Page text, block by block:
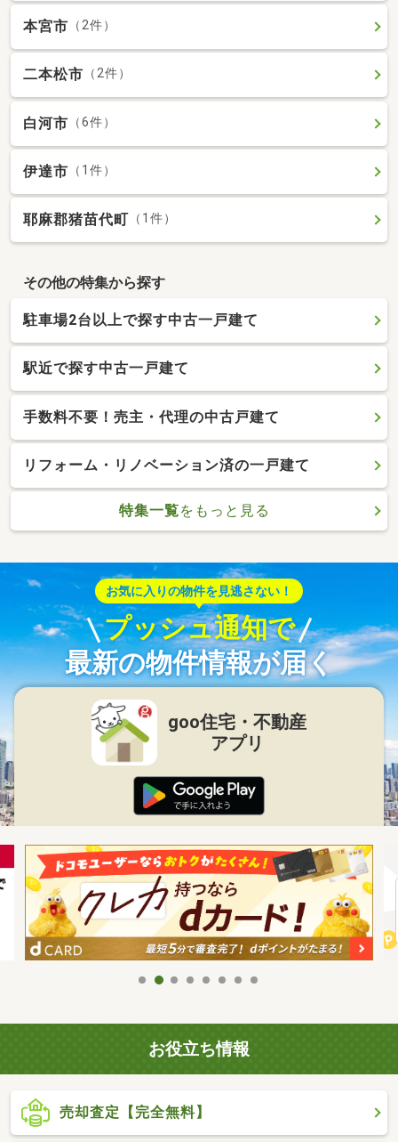
本宮市 （2件）
二本松市 （2件）
白河市 （6件）
伊達市 （1件）
耶麻郡猪苗代町 （1件）
その他の特集から探す
駐車場2台以上で探す中古一戸建て
駅近で探す中古一戸建て
手数料不要！売主・代理の中古戸建て
リフォーム・リノベーション済の一戸建て
特集一覧をもっと見る
お気に入りの物件を見逃さない！
プッシュ通知で
最新の物件情報が届く
goo住宅・不動産
アプリ
お役立ち情報
売却査定【完全無料】